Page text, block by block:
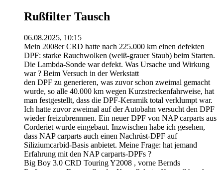
Rußfilter Tausch
06.08.2025, 10:15
Mein 2008er CRD hatte nach 225.000 km einen defekten
DPF: starke Rauchwolken (weiß-grauer Staub) beim Starten.
Die Lambda-Sonde war defekt. Was Ursache und Wirkung
war ? Beim Versuch in der Werkstatt
den DPF zu generieren, was zuvor schon zweimal gemacht
wurde, so alle 40.000 km wegen Kurzstreckenfahrweise, hat
man festgestellt, dass die DPF-Keramik total verklumpt war.
Ich hatte zuvor zweimal auf der Autobahn versucht den DPF
wieder freizubrennnen. Ein neuer DPF von NAP carparts aus
Corderiet wurde eingebaut. Inzwischen habe ich gesehen,
dass NAP carparts auch einen Nachrüst-DPF auf
Siliziumcarbid-Basis anbietet. Meine Frage: hat jemand
Erfahrung mit den NAP carparts-DPFs ?
Big Boy 3.0 CRD Touring Y2008 , vorne Bernds